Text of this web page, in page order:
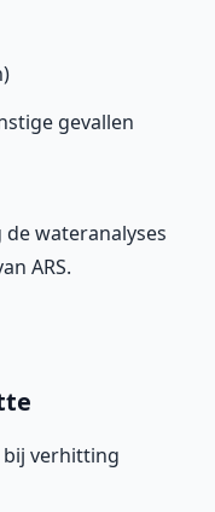
gevallen
de wateranalyses
ARS.
verhitting